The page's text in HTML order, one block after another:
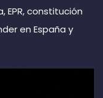
EPR, constitución
en España y